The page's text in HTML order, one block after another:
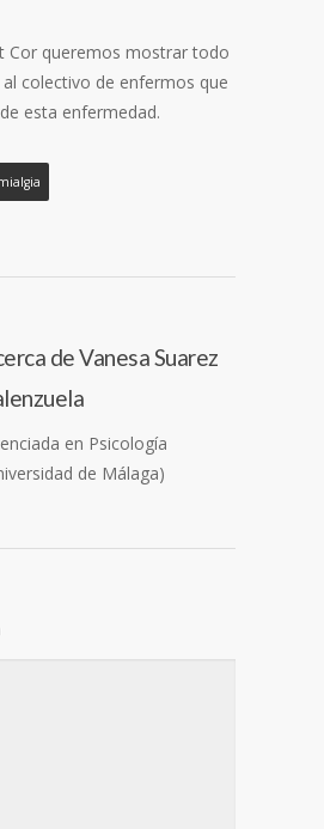
Cor queremos mostrar todo
colectivo de enfermos que
esta enfermedad.
deVanesa Suarez
en Psicología
de Málaga)